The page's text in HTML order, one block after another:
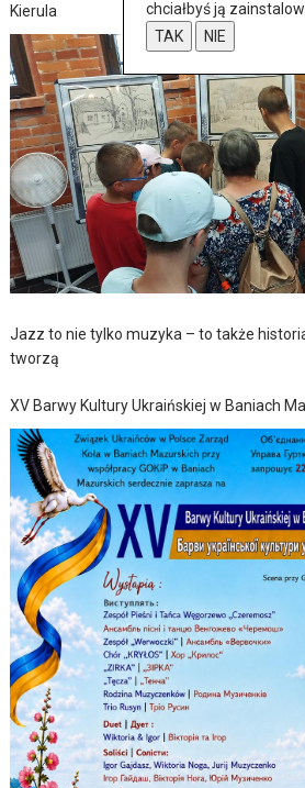
Kierula
Jazz to nie tylko muzyka – to także
tworzą
XV Barwy Kultury Ukraińskiej w Baniach
chciałbyś ją
TAK
NIE